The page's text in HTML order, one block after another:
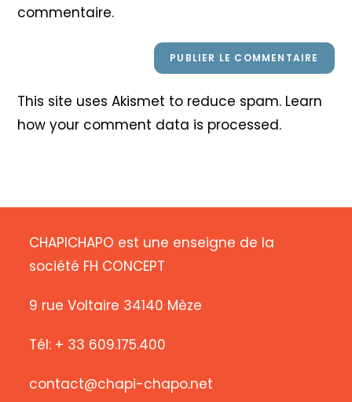
commentaire.
This site uses Akismet to reduce spam. Learn
how your comment data is processed.
CHAPICHAPO est une enseigne de la
société FH CONCEPT
9 rue Voltaire 34140 Mèze
Tél: + 33 609.175.400
contact@chapi-chapo.net